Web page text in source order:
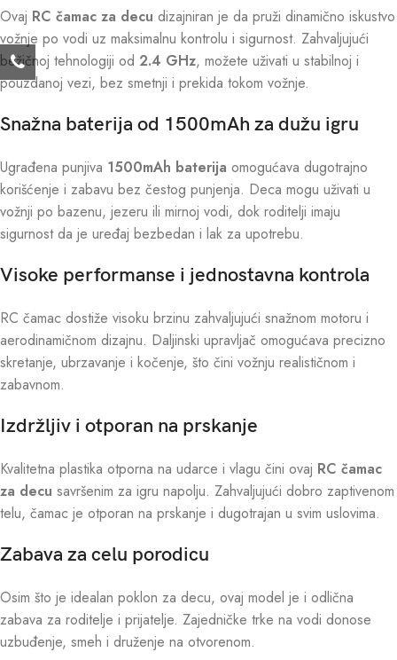
Ovaj RC čamac za decu dizajniran je da pruži dinamično iskustvo
vožnje po vodi uz maksimalnu kontrolu i sigurnost. Zahvaljujući
bežičnoj tehnologiji od 2.4 GHz, možete uživati u stabilnoj i
pouzdanoj vezi, bez smetnji i prekida tokom vožnje.
Snažna baterija od 1500mAh za dužu igru
Ugrađena punjiva 1500mAh baterija omogućava dugotrajno
korišćenje i zabavu bez čestog punjenja. Deca mogu uživati u
vožnji po bazenu, jezeru ili mirnoj vodi, dok roditelji imaju
sigurnost da je uređaj bezbedan i lak za upotrebu.
Visoke performanse i jednostavna kontrola
RC čamac dostiže visoku brzinu zahvaljujući snažnom motoru i
aerodinamičnom dizajnu. Daljinski upravljač omogućava precizno
skretanje, ubrzavanje i kočenje, što čini vožnju realističnom i
zabavnom.
Izdržljiv i otporan na prskanje
Kvalitetna plastika otporna na udarce i vlagu čini ovaj RC čamac
za decu savršenim za igru napolju. Zahvaljujući dobro zaptivenom
telu, čamac je otporan na prskanje i dugotrajan u svim uslovima.
Zabava za celu porodicu
Osim što je idealan poklon za decu, ovaj model je i odlična
zabava za roditelje i prijatelje. Zajedničke trke na vodi donose
uzbuđenje, smeh i druženje na otvorenom.